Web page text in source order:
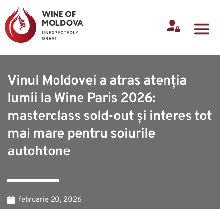
Vinul Moldovei a atras atenția
lumii la Wine Paris 2026:
masterclass sold-out și interes tot
mai mare pentru soiurile
autohtone
februarie 20, 2026